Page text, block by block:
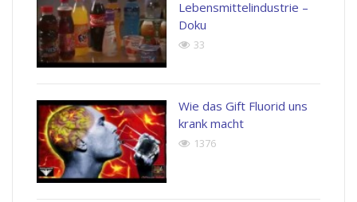
Lebensmittelindustrie –
Doku
33
Wie das Gift Fluorid uns
krank macht
1376